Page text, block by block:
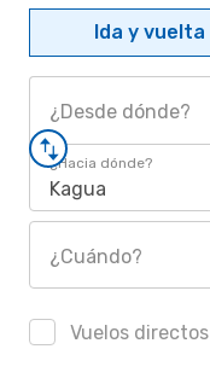
Ida y vuelta
¿Desde dónde?
¿Hacia dónde?
Kagua
¿Cuándo?
Vuelos directos